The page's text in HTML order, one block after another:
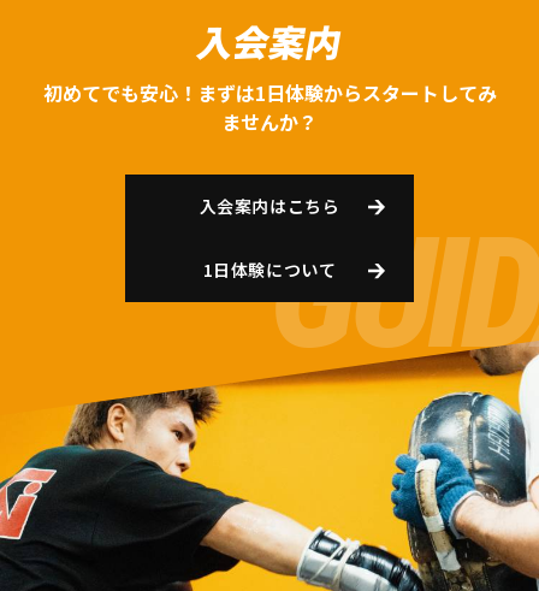
入会案内
初めてでも安心！まずは1日体験からスタートしてみ
ませんか？
入会案内はこちら
1日体験について